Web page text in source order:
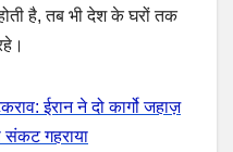
है, तब भी देश के घरों तक
ईरान ने दो कार्गो जहाज़
संकट गहराया